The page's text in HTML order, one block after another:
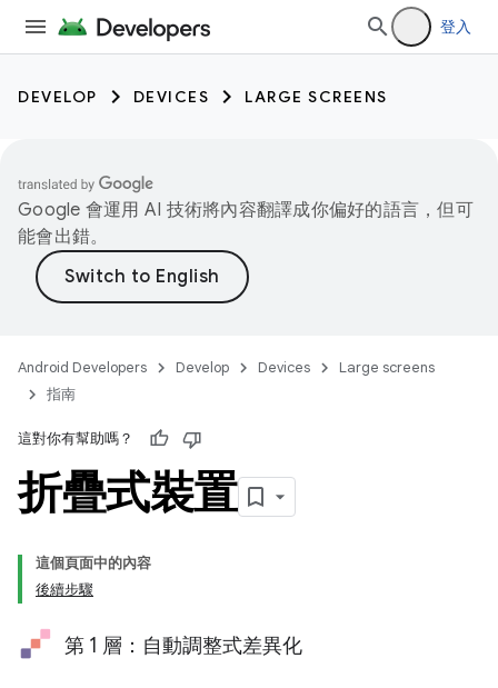
登入
DEVELOP DEVICES LARGE SCREENS
Google 會運用 AI 技術將內容翻譯成你偏好的語言，但可
能會出錯。
Android Developers Develop Devices
Large screens
指南
這對你有幫助嗎？
折疊式裝置
這個頁面中的內容
後續步驟
第 1 層：自動調整式差異化